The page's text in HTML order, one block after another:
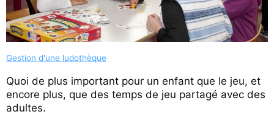
Gestion d'une ludothèque
Quoi de plus important pour un enfant que le jeu, et
encore plus, que des temps de jeu partagé avec des
adultes.